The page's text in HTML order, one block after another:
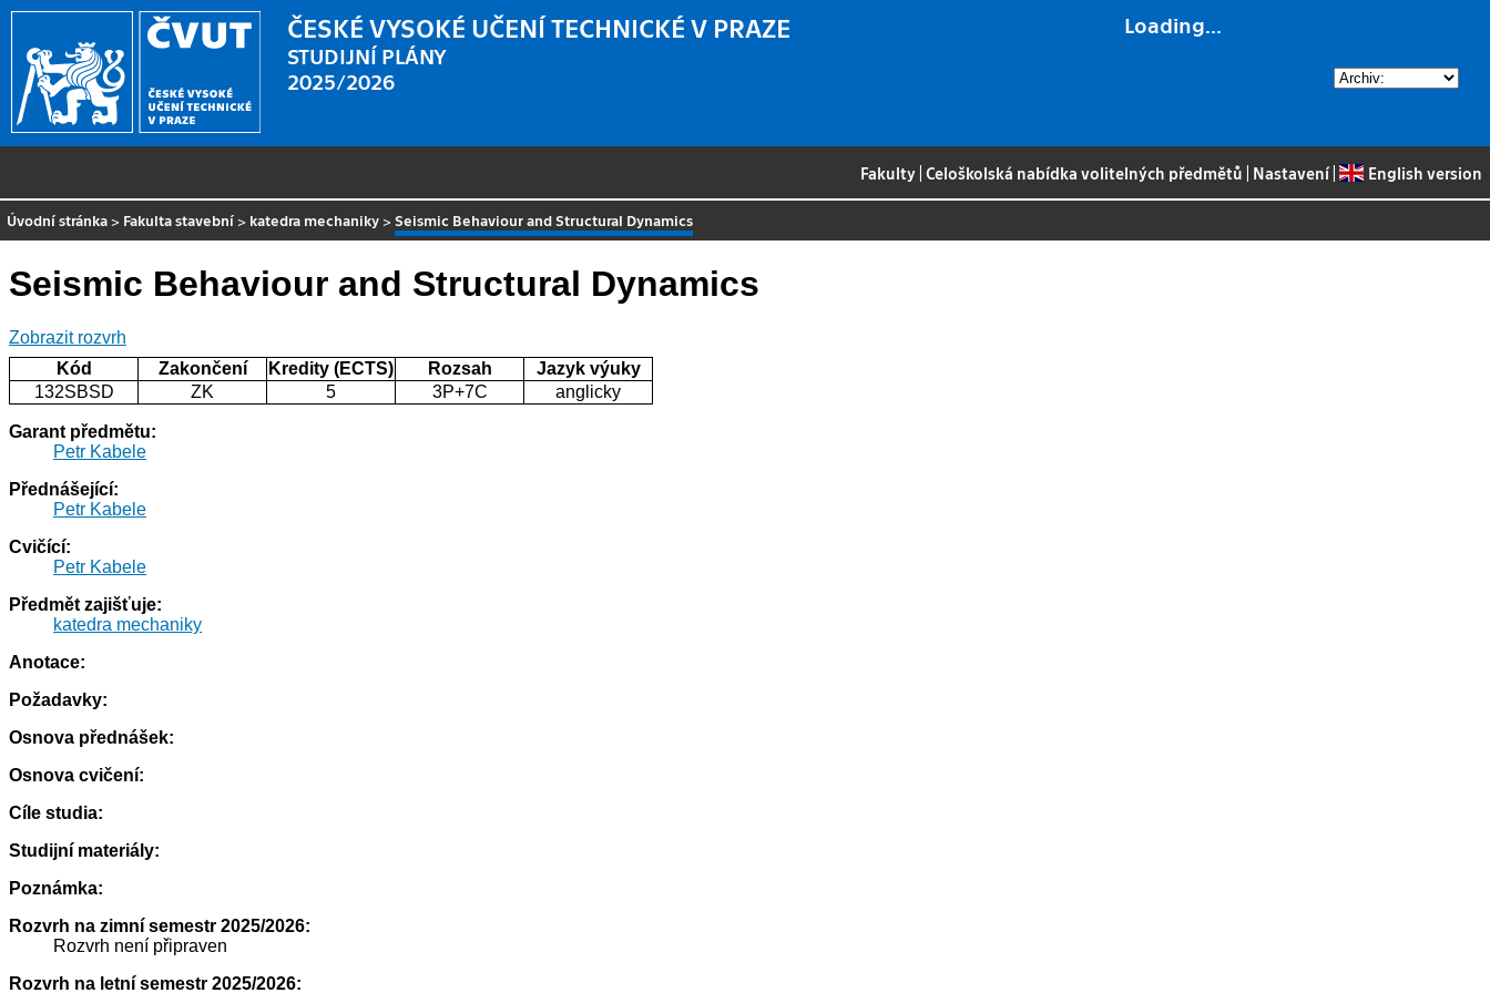
Loading...
ČESKÉ VYSOKÉ UČENÍ TECHNICKÉ V PRAZE
STUDIJNÍ PLÁNY
2025/2026
Fakulty |Celoškolská nabídka volitelných předmětů Nastavení| English version
Úvodní stránka > Fakulta stavební > katedra mechaniky >Seismic Behaviour and Structural Dynamics
Seismic Behaviour and Structural Dynamics
Zobrazit rozvrh
Kód
Zakončení Kredity (ECTS) Rozsah
Jazyk výuky
132SBSD
ZK 5 3P+7C anglicky
Garant předmětu:
Petr Kabele
Přednášející:
Petr Kabele
Cvičící:
Petr Kabele
Předmět zajišťuje:
katedra mechaniky
Anotace:
Požadavky:
Osnova přednášek:
Osnova cvičení:
Cíle studia:
Studijní materiály:
Poznámka:
Rozvrh na zimní semestr 2025/2026:
Rozvrh není připraven
Rozvrh na letní semestr 2025/2026: